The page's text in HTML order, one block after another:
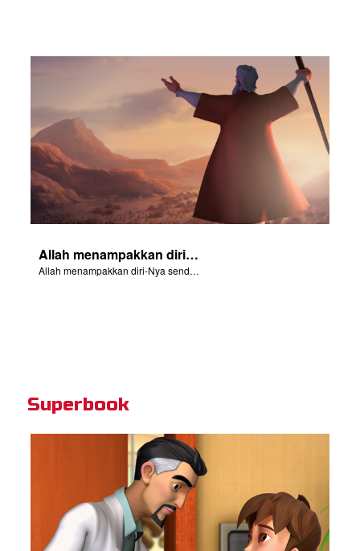
Allah menampakkan diri-Nya sendiri kepada keturunan Israel.
Allah menampakkan diri-Nya sendiri kepada keturunan Israel.
Superbook